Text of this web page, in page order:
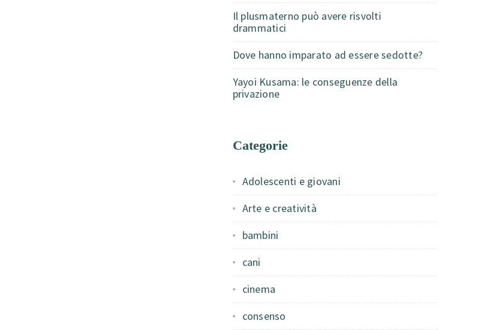
Il plusmaterno può avere risvolti
drammatici
Dove hanno imparato ad essere sedotte?
Yayoi Kusama: le conseguenze della
privazione
Categorie
Adolescenti e giovani
Arte e creatività
bambini
cani
cinema
consenso